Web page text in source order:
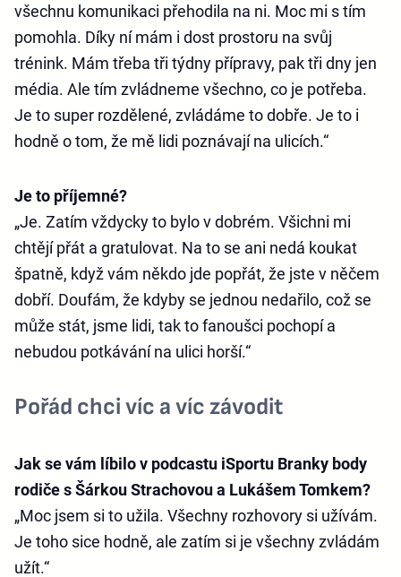
všechnu komunikaci přehodila na ni. Moc mi s tím
pomohla. Díky ní mám i dost prostoru na svůj
trénink. Mám třeba tři týdny přípravy, pak tři dny jen
média. Ale tím zvládneme všechno, co je potřeba.
Je to super rozdělené, zvládáme to dobře. Je to i
hodně o tom, že mě lidi poznávají na ulicích.“
Je to příjemné?
„Je. Zatím vždycky to bylo v dobrém. Všichni mi
chtějí přát a gratulovat. Na to se ani nedá koukat
špatně, když vám někdo jde popřát, že jste v něčem
dobří. Doufám, že kdyby se jednou nedařilo, což se
může stát, jsme lidi, tak to fanoušci pochopí a
nebudou potkávání na ulici horší.“
Pořád chci víc a víc závodit
Jak se vám líbilo v podcastu iSportu Branky body
rodiče s Šárkou Strachovou a Lukášem Tomkem?
„Moc jsem si to užila. Všechny rozhovory si užívám.
Je toho sice hodně, ale zatím si je všechny zvládám
užít.“